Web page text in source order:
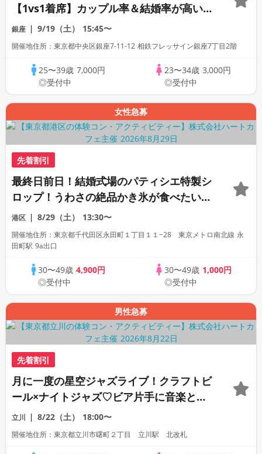
【1vs1着席】カップル率＆結婚率が高い人
気企画♡銀座ホテル内カフェ♪
銀座 9/19（土） 15:45〜
開催地住所：東京都中央区銀座7-11-12 相鉄フレッサイン銀座7丁目2階
25〜39歳 7,000円
◎受付中
23〜34歳 3,000円
◎受付中
女性急募
先着割引
最終日前日！結婚式場のパティシエ特製シ
ロップ！うわさの絶品かき氷が食べたい♡
風鈴回廊と夏の神社巡りコン♪
港区 8/29（土） 13:30〜
開催地住所：東京都千代田区永田町１丁目１１−28 東京メトロ南北線 永
田町駅 9a出口
30〜49歳4,900円
◎受付中
30〜49歳 1,000円
◎受付中
男性急募
先着割引
月に一度の星空ジャズライブ！クラフトビ
ール×ナイトジャズ♡ビア片手に音楽と夜
風に揺られるサマーナイト☆屋外で生演
奏！芝生の上でプチフェス体験♡ジャズナ
立川 8/22（土） 18:00〜
開催地住所：東京都立川市曙町２丁目 立川駅 北改札